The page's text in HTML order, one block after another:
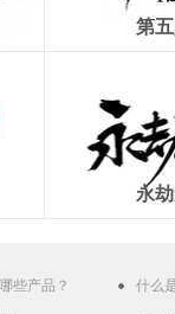
第
永
些产品？ 什么